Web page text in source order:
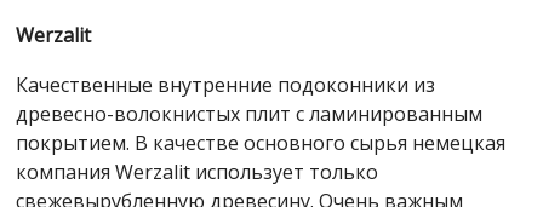
Werzalit
Качественные внутренние подоконники из
древесно-волокнистых плит с ламинированным
покрытием. В качестве основного сырья немецкая
компания Werzalit использует только
свежевырубленную древесину. Очень важным